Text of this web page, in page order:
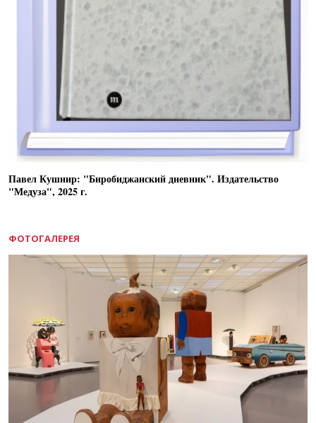
Павел Кушнир: "Биробиджанский дневник". Издательство
"Медуза", 2025 г.
ФОТОГАЛЕРЕЯ